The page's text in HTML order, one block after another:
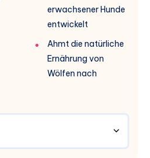
erwachsener Hunde
entwickelt
Ahmt die natürliche
Ernährung von
Wölfen nach